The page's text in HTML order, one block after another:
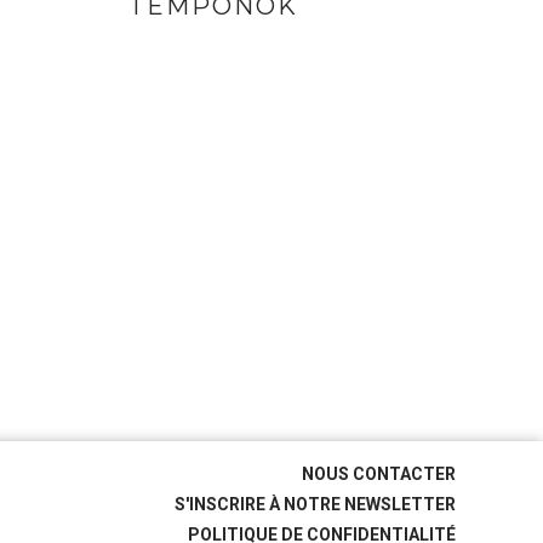
TEMPONOK
NOUS CONTACTER
S'INSCRIRE À NOTRE NEWSLETTER
POLITIQUE DE CONFIDENTIALITÉ